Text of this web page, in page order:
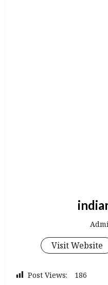
Visit Website
Post Views: 186